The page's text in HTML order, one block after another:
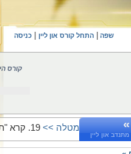
שפה התחל קורס און ליין כניסה
קורס
און ליין
מטלה >> 19. קרא "תינוקות בריאים".